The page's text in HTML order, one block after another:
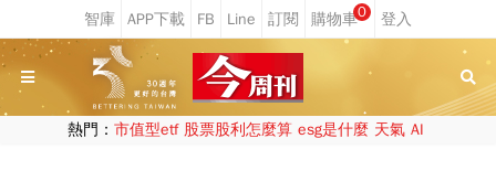
0
熱門： 市值型etf 股票股利怎麼算 esg是什麼 天氣 AI